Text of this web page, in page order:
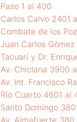
Paso 1 al 400
Carlos Calvo 2401
Combate de los
Juan Carlos
Tacuarí y Dr.
Av. Chiclana 3900
Av. Int. Francisco
Río Cuarto 4601 al
Santo Domingo
Av. Almafuerte 380